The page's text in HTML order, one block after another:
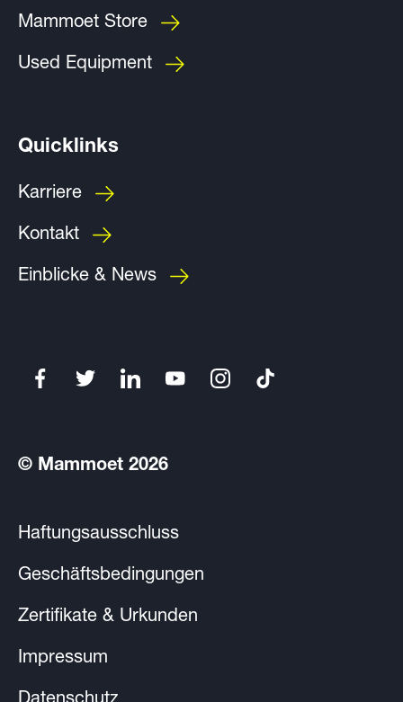
Mammoet Store
Used Equipment
Quicklinks
Karriere
Kontakt
Einblicke & News
© Mammoet 2026
Haftungsausschluss
Geschäftsbedingungen
Zertifikate & Urkunden
Impressum